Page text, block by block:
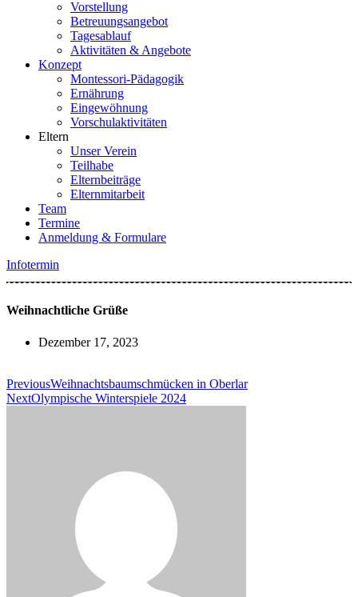
Vorstellung
Betreuungsangebot
Tagesablauf
Aktivitäten & Angebote
Konzept
Montessori-Pädagogik
Ernährung
Eingewöhnung
Vorschulaktivitäten
Eltern
Unser Verein
Teilhabe
Elternbeiträge
Elternmitarbeit
Team
Termine
Anmeldung & Formulare
Infotermin
Weihnachtliche Grüße
Dezember 17, 2023
PreviousWeihnachtsbaumschmücken in Oberlar
NextOlympische Winterspiele 2024